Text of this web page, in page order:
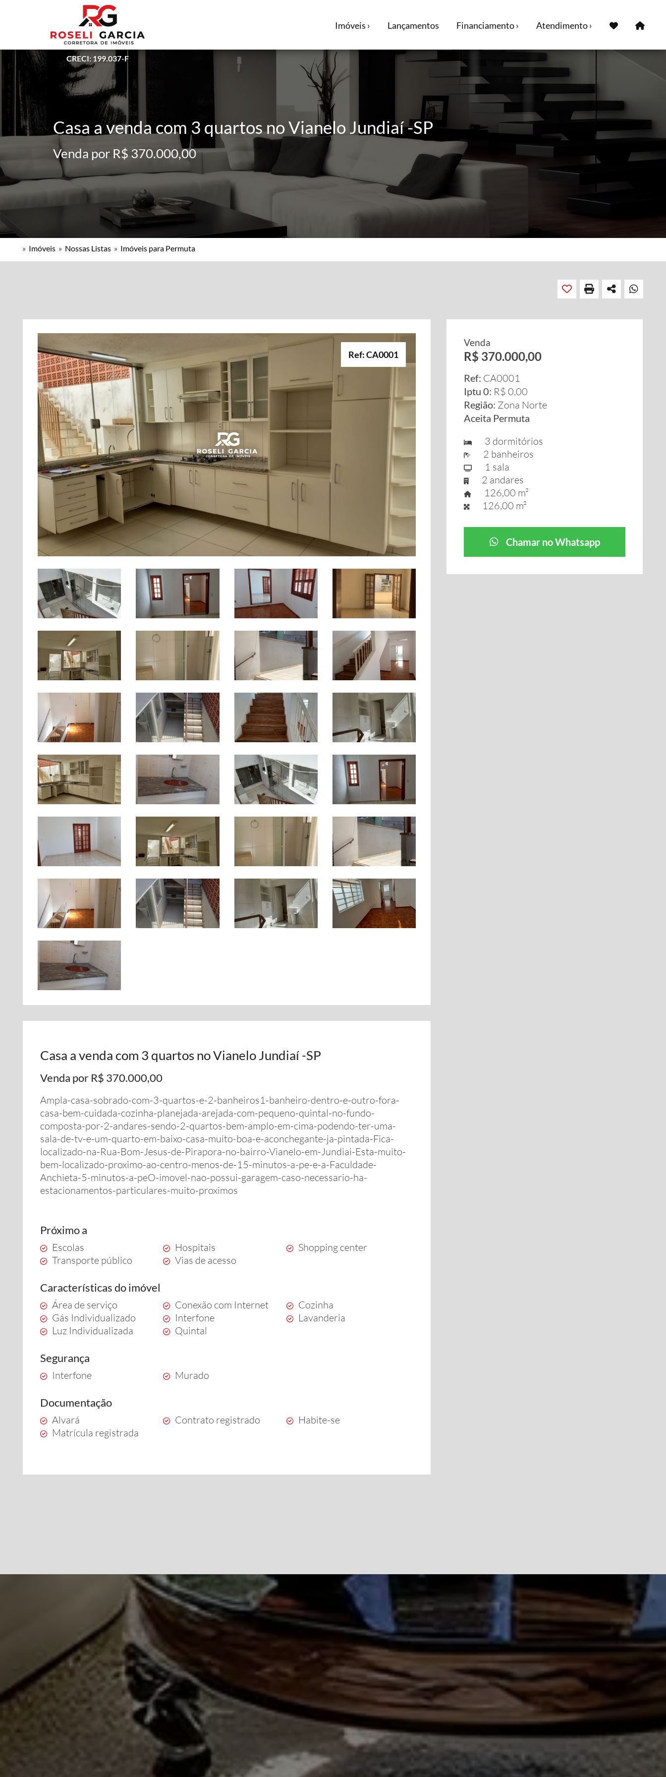
CRECI: 199.037-F
Imóveis › Lançamentos Financiamento › Atendimento ›
Casa a venda com 3 quartos no Vianelo Jundiaí -SP
Venda por R$ 370.000,00
» Imóveis » Nossas Listas » Imóveis para Permuta
Ref: CA0001
Casa a venda com 3 quartos no Vianelo Jundiaí -SP
Venda por R$ 370.000,00
Ampla-casa-sobrado-com-3-quartos-e-2-banheiros1-banheiro-dentro-e-outro-fora-
casa-bem-cuidada-cozinha-planejada-arejada-com-pequeno-quintal-no-fundo-
composta-por-2-andares-sendo-2-quartos-bem-amplo-em-cima-podendo-ter-uma-
sala-de-tv-e-um-quarto-em-baixo-casa-muito-boa-e-aconchegante-ja-pintada-Fica-
localizado-na-Rua-Bom-Jesus-de-Pirapora-no-bairro-Vianelo-em-Jundiai-Esta-muito-
bem-localizado-proximo-ao-centro-menos-de-15-minutos-a-pe-e-a-Faculdade-
Anchieta-5-minutos-a-peO-imovel-nao-possui-garagem-caso-necessario-ha-
estacionamentos-particulares-muito-proximos
Próximo a
Escolas Hospitais
Shopping center
Transporte público
Vias de acesso
Características do imóvel
Área de serviço Conexão com Internet
Cozinha
Gás Individualizado
Interfone
Lavanderia
Luz Individualizada
Quintal
Segurança
Interfone Murado
Documentação
Alvará Contrato registrado
Habite-se
Matrícula registrada
Venda
R$ 370.000,00
Ref: CA0001
Iptu 0: R$ 0,00
Região: Zona Norte
Aceita Permuta
3 dormitórios
2 banheiros
1 sala
2 andares
126,00 m²
126,00 m²
Chamar no Whatsapp